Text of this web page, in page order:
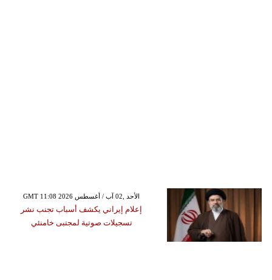
GMT 11:08 2026 الأحد ,02 آب / أغسطس
إعلام إيراني يكشف أسباب تجنب نشر
تسجيلات صوتية لمجتبى خامنئي